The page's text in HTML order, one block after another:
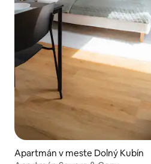
Apartmán v meste Dolný Kubín